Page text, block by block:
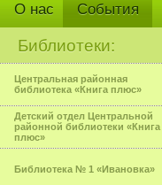
О нас События
Библиотеки:
Центральная районная
библиотека «Книга плюс»
Детский отдел Центральной
районной библиотеки «Книга
плюс»
Библиотека № 1 «Ивановка»